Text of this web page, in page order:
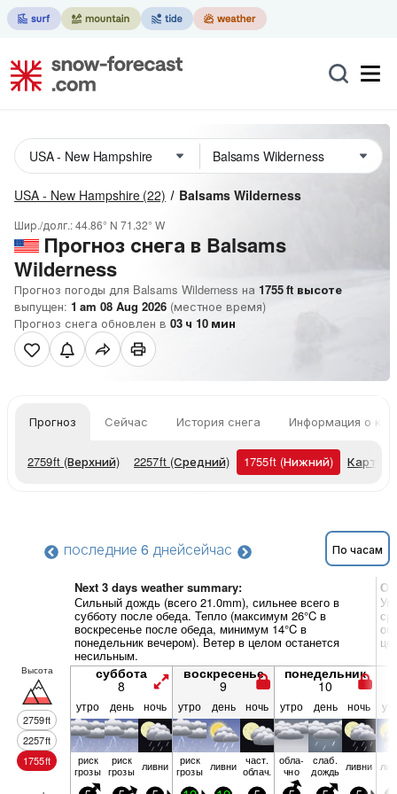
USA - New Hampshire (22) Balsams Wilderness
Шир./долг.:44.86° N 71.32° W
Прогноз снега в Balsams
Wilderness
Прогноз погоды для Balsams Wilderness на 1755ft высоте
выпущен: 1 am 08 Aug 2026 (местное время)
Прогноз снега обновлен в 03 ч 10 мин
Прогноз Сейчас История снега Информация о
2759ft (Верхний) 2257ft (Средний) 1755ft (Нижний) Карты
последние 6 днейсейчас По часам
Next 3 days weather summary:
Сильный дождь (всего 21.0mm), сильнее всего в
субботу после обеда. Тепло (максимум 26°C в
воскресенье после обеда, минимум 14°C в
понедельник вечером). Ветер в целом останется
несильным.
Высота
2759ft
2257ft
1755ft
суббота
8
воскресенье
9
понедельник
10
утро день ночь утро день ночь утро день ночь
риск
грозы
риск
грозы ливни риск
грозы ливни част.
облач.
обла­
чно
слаб.
дождь ливни